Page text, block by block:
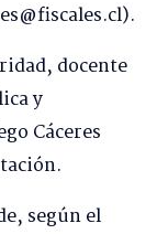
docente
y
Cáceres
según el